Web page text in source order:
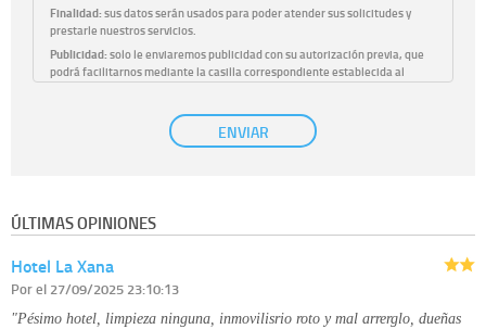
Finalidad:sus datos serán usados para poder atender sus solicitudes y
prestarle nuestros servicios.
Publicidad:solo le enviaremos publicidad con su autorización previa, que
podrá facilitarnos mediante la casilla correspondiente establecida al
únicamente trataremos sus datos con su consentimiento
previo, que podrá facilitarnos mediante la casilla correspondiente
Derechos:tiene derecho a saber qué información tenemos sobre usted,
disponible en nuestra página web.
Información complementaria:
ENVIAR
ÚLTIMAS OPINIONES
Hotel La Xana
Porel 27/09/2025 23:10:13
"Pésimo hotel, limpieza ninguna, inmovilisrio roto y mal arrerglo, dueñas